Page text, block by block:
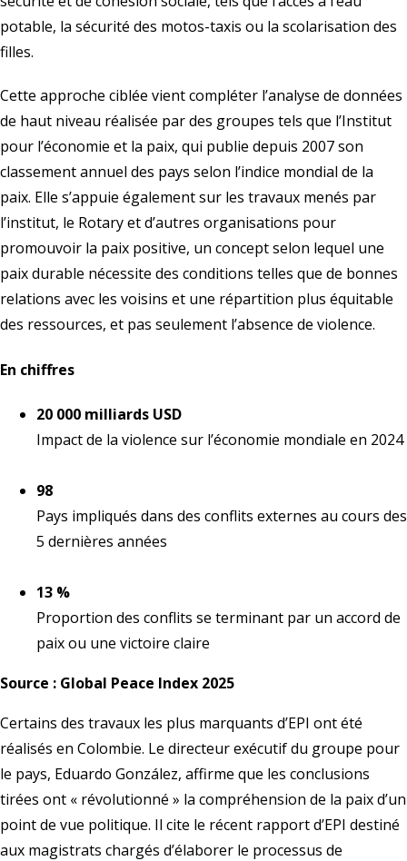
potable, la sécurité des motos-taxis ou la scolarisation des
filles.
Cette approche ciblée vient compléter l’analyse de données
de haut niveau réalisée par des groupes tels que l’Institut
pour l’économie et la paix, qui publie depuis 2007 son
classement annuel des pays selon l’indice mondial de la
paix. Elle s’appuie également sur les travaux menés par
l’institut, le Rotary et d’autres organisations pour
promouvoir la paix positive, un concept selon lequel une
paix durable nécessite des conditions telles que de bonnes
relations avec les voisins et une répartition plus équitable
des ressources, et pas seulement l’absence de violence.
En chiffres
20 000 milliards USD
Impact de la violence sur l’économie mondiale en 2024
98
Pays impliqués dans des conflits externes au cours des
5 dernières années
13 %
Proportion des conflits se terminant par un accord de
paix ou une victoire claire
Source : Global Peace Index 2025
Certains des travaux les plus marquants d’EPI ont été
réalisés en Colombie. Le directeur exécutif du groupe pour
le pays, Eduardo González, affirme que les conclusions
tirées ont « révolutionné » la compréhension de la paix d’un
point de vue politique. Il cite le récent rapport d’EPI destiné
aux magistrats chargés d’élaborer le processus de